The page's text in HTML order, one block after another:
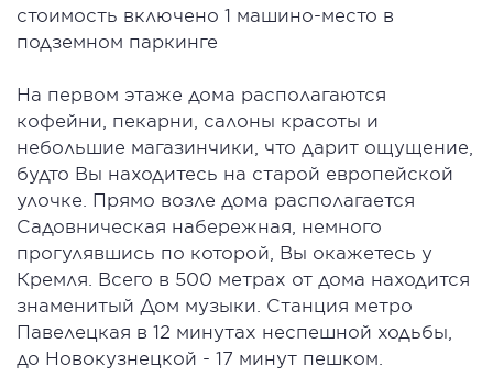
стоимость включено 1 машино-место в
подземном паркинге
На первом этаже дома располагаются
кофейни, пекарни, салоны красоты и
небольшие магазинчики, что дарит ощущение,
будто Вы находитесь на старой европейской
улочке. Прямо возле дома располагается
Садовническая набережная, немного
прогулявшись по которой, Вы окажетесь у
Кремля. Всего в 500 метрах от дома находится
знаменитый Дом музыки. Станция метро
Павелецкая в 12 минутах неспешной ходьбы,
до Новокузнецкой - 17 минут пешком.